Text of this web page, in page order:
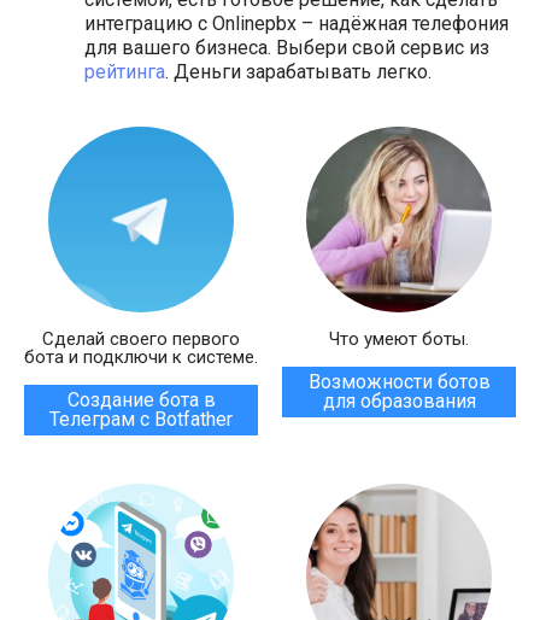
интеграцию с Onlinepbx – надёжная телефония
для вашего бизнеса. Выбери свой сервис из
рейтинга. Деньги зарабатывать легко.
Сделай своего первого
бота и подключи к системе.
Создание бота в
Телеграм с Botfather
Что умеют боты.
Возможности ботов
для образования